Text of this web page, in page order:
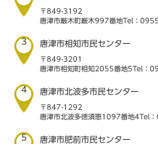
〒849-3192
唐津市厳木町厳木997番地Tel：
3 唐津市相知市民センター
〒849-3201
唐津市相知町相知2055番地5Tel：
4 唐津市北波多市民センター
〒847-1292
唐津市北波多徳須恵1097番地4Tel
5 唐津市肥前市民センター